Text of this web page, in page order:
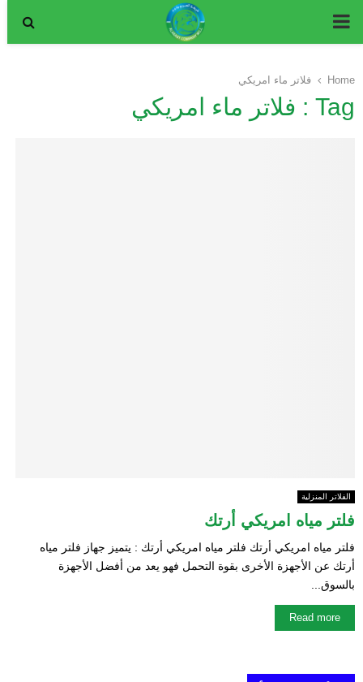
P
I
Home فلاتر ماء امريكي
Tag : فلاتر ماء امريكي
الفلاتر المنزلية
فلتر مياه امريكي أرتك
فلتر مياه امريكي أرتك فلتر مياه امريكي أرتك : يتميز جهاز فلتر مياه
أرتك عن الأجهزة الأخرى بقوة التحمل فهو يعد من أفضل الأجهزة
بالسوق...
Read more